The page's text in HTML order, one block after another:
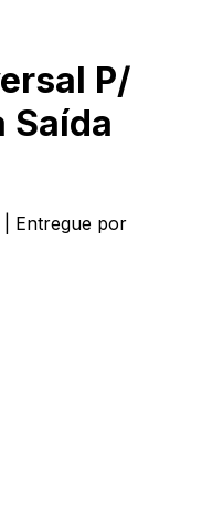
P/
Saída
| Entregue por